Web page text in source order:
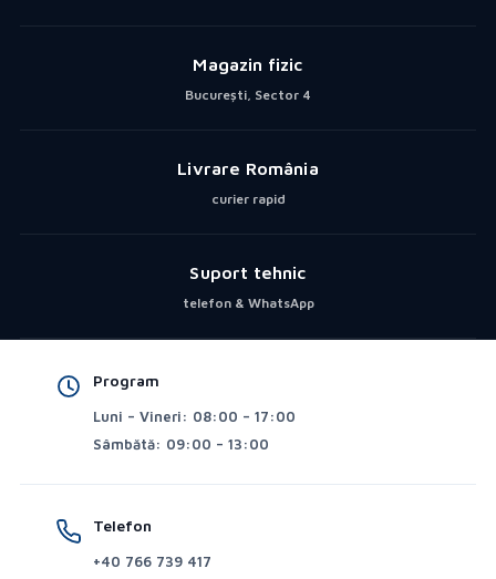
Magazin fizic
București, Sector 4
Livrare România
curier rapid
Suport tehnic
telefon & WhatsApp
Program
Luni – Vineri: 08:00 – 17:00
Sâmbătă: 09:00 – 13:00
Telefon
+40 766 739 417